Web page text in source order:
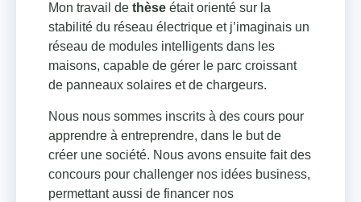
Mon travail de thèse était orienté sur la
stabilité du réseau électrique et j’imaginais un
réseau de modules intelligents dans les
maisons, capable de gérer le parc croissant
de panneaux solaires et de chargeurs.
Nous nous sommes inscrits à des cours pour
apprendre à entreprendre, dans le but de
créer une société. Nous avons ensuite fait des
concours pour challenger nos idées business,
permettant aussi de financer nos